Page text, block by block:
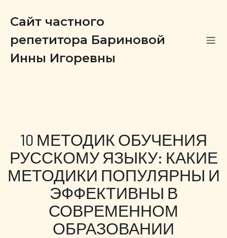
Сайт частного
репетитора Бариновой
Инны Игоревны
10 МЕТОДИК ОБУЧЕНИЯ
РУССКОМУ ЯЗЫКУ: КАКИЕ
МЕТОДИКИ ПОПУЛЯРНЫ И
ЭФФЕКТИВНЫ В
СОВРЕМЕННОМ
ОБРАЗОВАНИИ